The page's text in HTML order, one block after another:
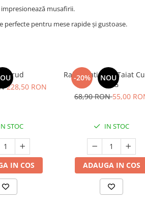
musafirii.
perfecte pentru mese rapide și gustoase.
Crud
228,50 RON
STOC
IN COS
-20% NOU
Rahat Patiserie Taiat
4KG
68,90 RON55,00
IN STOC
ADAUGA IN COS